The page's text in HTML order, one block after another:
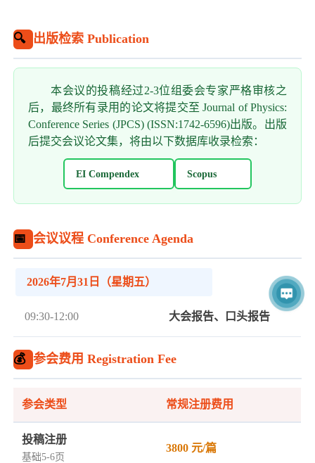
🔍 出版检索 Publication
本会议的投稿经过2-3位组委会专家严格审核之
后，最终所有录用的论文将提交至 Journal of Physics:
Conference Series (JPCS) (ISSN:1742-6596)出版。出版
后提交会议论文集，将由以下数据库收录检索：
EI Compendex Scopus
📅 会议议程 Conference Agenda
2026年7月31日（星期五）
09:30-12:00 大会报告、口头报告
💰 参会费用 Registration Fee
参会类型 常规注册费用
投稿注册
基础5-6页
3800 元/篇